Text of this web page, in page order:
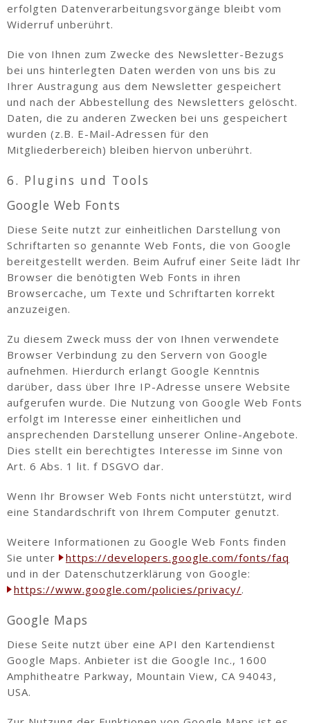
erfolgten Datenverarbeitungsvorgänge bleibt vom
Widerruf unberührt.
Die von Ihnen zum Zwecke des Newsletter-Bezugs
bei uns hinterlegten Daten werden von uns bis zu
Ihrer Austragung aus dem Newsletter gespeichert
und nach der Abbestellung des Newsletters gelöscht.
Daten, die zu anderen Zwecken bei uns gespeichert
wurden (z.B. E-Mail-Adressen für den
Mitgliederbereich) bleiben hiervon unberührt.
6. Plugins und Tools
Google Web Fonts
Diese Seite nutzt zur einheitlichen Darstellung von
Schriftarten so genannte Web Fonts, die von Google
bereitgestellt werden. Beim Aufruf einer Seite lädt Ihr
Browser die benötigten Web Fonts in ihren
Browsercache, um Texte und Schriftarten korrekt
anzuzeigen.
Zu diesem Zweck muss der von Ihnen verwendete
Browser Verbindung zu den Servern von Google
aufnehmen. Hierdurch erlangt Google Kenntnis
darüber, dass über Ihre IP-Adresse unsere Website
aufgerufen wurde. Die Nutzung von Google Web Fonts
erfolgt im Interesse einer einheitlichen und
ansprechenden Darstellung unserer Online-Angebote.
Dies stellt ein berechtigtes Interesse im Sinne von
Art. 6 Abs. 1 lit. f DSGVO dar.
Wenn Ihr Browser Web Fonts nicht unterstützt, wird
eine Standardschrift von Ihrem Computer genutzt.
Weitere Informationen zu Google Web Fonts finden
Sie unter
https://developers.google.com/fonts/faq
und in der Datenschutzerklärung von Google:
https://www.google.com/policies/privacy/.
Google Maps
Diese Seite nutzt über eine API den Kartendienst
Google Maps. Anbieter ist die Google Inc., 1600
Amphitheatre Parkway, Mountain View, CA 94043,
USA.